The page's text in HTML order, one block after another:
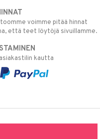
voimme pitää hinnat
että teet löytöjä sivuillamme.
kautta